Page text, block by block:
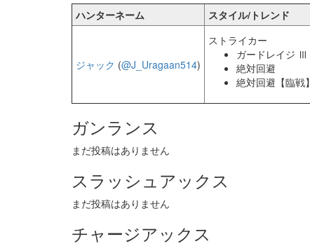
ハンターネーム スタイル/トレンド
ジャック (@J_Uragaan514)
ストライカー
ガードレイジ Ⅲ
絶対回避
絶対回避【臨戦】
ガンランス
まだ投稿はありません
スラッシュアックス
まだ投稿はありません
チャージアックス